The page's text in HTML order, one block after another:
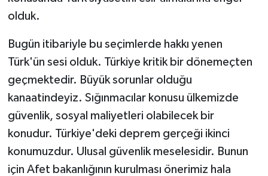
olduk.
Bugün itibariyle bu seçimlerde hakkı yenen
Türk'ün sesi olduk. Türkiye kritik bir dönemeçten
geçmektedir. Büyük sorunlar olduğu
kanaatindeyiz. Sığınmacılar konusu ülkemizde
güvenlik, sosyal maliyetleri olabilecek bir
konudur. Türkiye'deki deprem gerçeği ikinci
konumuzdur. Ulusal güvenlik meselesidir. Bunun
için Afet bakanlığının kurulması önerimiz hala